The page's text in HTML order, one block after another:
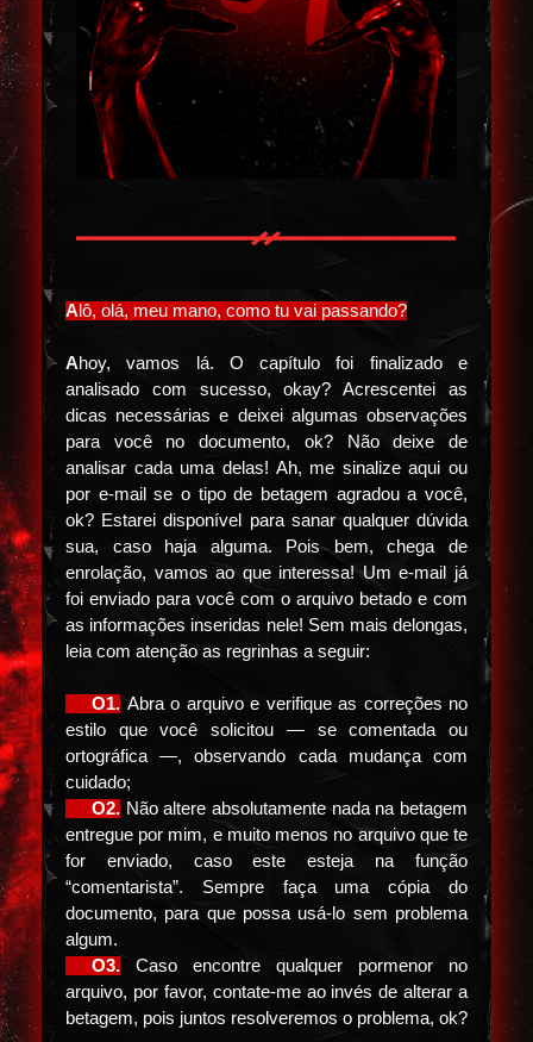
A lô, olá, meu mano, como tu vai passando?
Ahoy, vamos lá. O capítulo foi finalizado e
analisado com sucesso, okay? Acrescentei as
dicas necessárias e deixei algumas observações
para você no documento, ok? Não deixe de
analisar cada uma delas! Ah, me sinalize aqui ou
por e-mail se o tipo de betagem agradou a você,
ok? Estarei disponível para sanar qualquer dúvida
sua, caso haja alguma. Pois bem, chega de
enrolação, vamos ao que interessa! Um e-mail já
foi enviado para você com o arquivo betado e com
as informações inseridas nele! Sem mais delongas,
leia com atenção as regrinhas a seguir:
⠀⠀O1. Abra o arquivo e verifique as correções no
estilo que você solicitou — se comentada ou
ortográfica —, observando cada mudança com
cuidado;
⠀⠀O2. Não altere absolutamente nada na betagem
entregue por mim, e muito menos no arquivo que te
for enviado, caso este esteja na função
“comentarista”. Sempre faça uma cópia do
documento, para que possa usá-lo sem problema
algum.
⠀⠀O3. Caso encontre qualquer pormenor no
arquivo, por favor, contate-me ao invés de alterar a
betagem, pois juntos resolveremos o problema, ok?